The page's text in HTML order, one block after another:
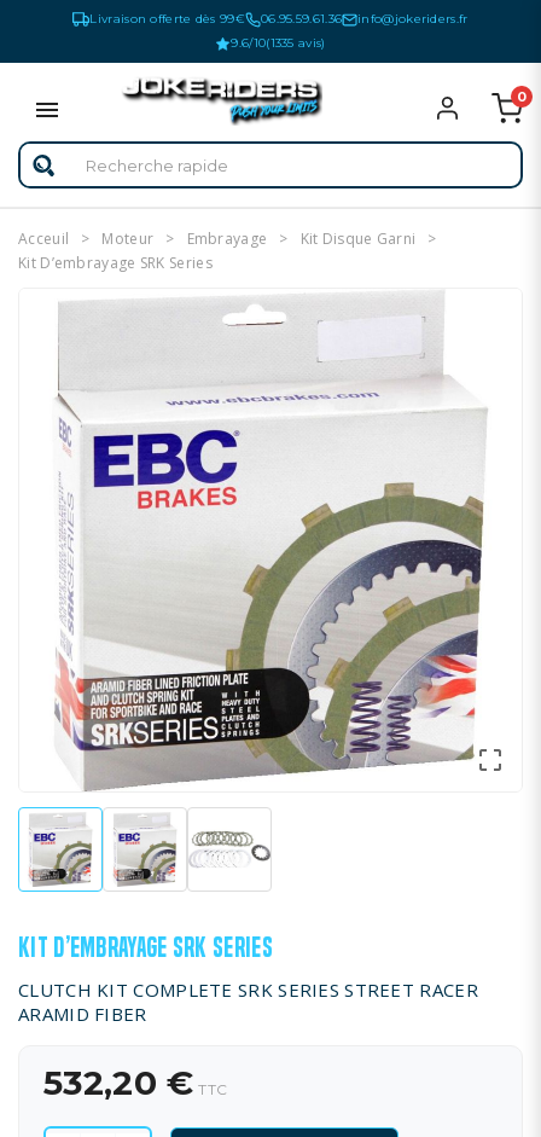
Livraison offerte dès 99€ 06.95.59.61.36
info@jokeriders.fr
9.6/10(1335 avis)
0
Acceuil Moteur Embrayage
Kit Disque Garni
Kit D’embrayage SRK Series

KIT D’EMBRAYAGE SRK SERIES
CLUTCH KIT COMPLETE SRK SERIES STREET RACER
ARAMID FIBER
532,20 € TTC